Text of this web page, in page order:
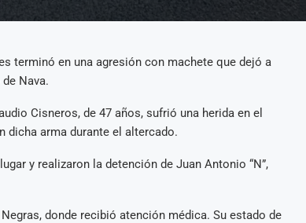
terminó en una agresión con machete que dejó a
Nava.
Cisneros, de 47 años, sufrió una herida en el
dicha arma durante el altercado.
y realizaron la detención de Juan Antonio “N”,
donde recibió atención médica. Su estado de